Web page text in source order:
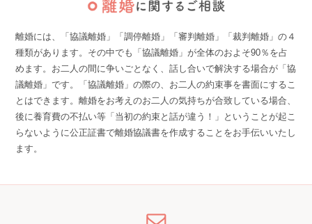
離婚には、「協議離婚」「調停離婚」「審判離婚」「裁判離婚」の４
種類があります。その中でも「協議離婚」が全体のおよそ90％を占
めます。 お二人の間に争いごとなく、話し合いで解決する場合が「協
議離婚」です。「協議離婚」の際の、お二人の約束事を書面にするこ
とはできます。離婚をお考えのお二人の気持ちが合致している場合、
後に養育費の不払い等「当初の約束と話が違う！」ということが起こ
らないように公正証書で離婚協議書を作成することをお手伝いいたし
ます。